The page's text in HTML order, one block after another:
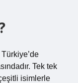
Tek tek
isimlerle